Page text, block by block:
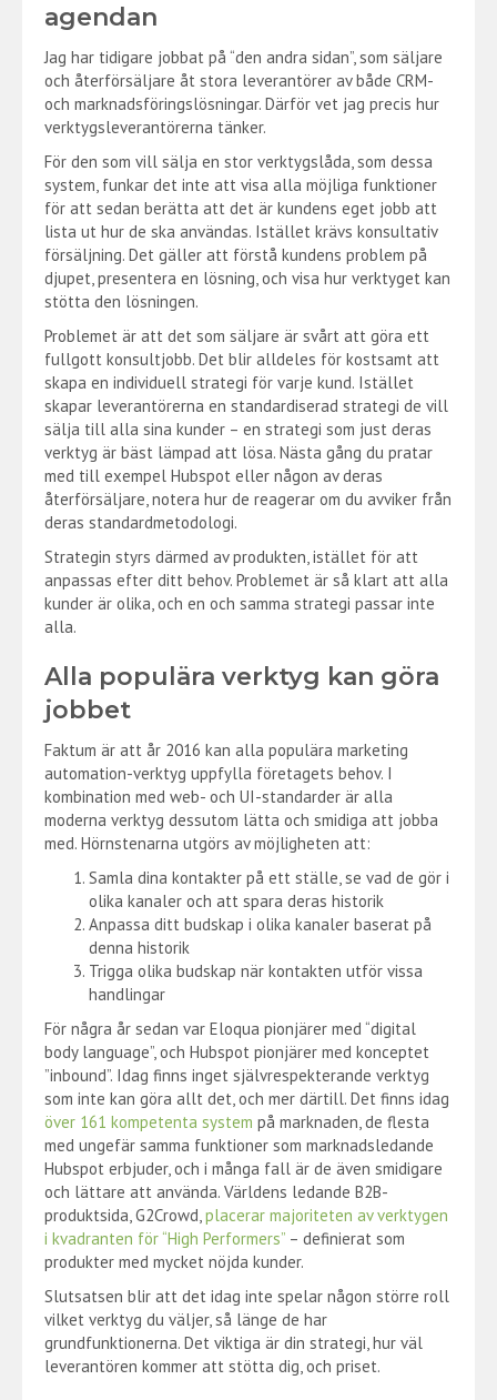
agendan
Jag har tidigare jobbat på “den andra sidan”, som säljare
och återförsäljare åt stora leverantörer av både CRM-
och marknadsföringslösningar. Därför vet jag precis hur
verktygsleverantörerna tänker.
För den som vill sälja en stor verktygslåda, som dessa
system, funkar det inte att visa alla möjliga funktioner
för att sedan berätta att det är kundens eget jobb att
lista ut hur de ska användas. Istället krävs konsultativ
försäljning. Det gäller att förstå kundens problem på
djupet, presentera en lösning, och visa hur verktyget kan
stötta den lösningen.
Problemet är att det som säljare är svårt att göra ett
fullgott konsultjobb. Det blir alldeles för kostsamt att
skapa en individuell strategi för varje kund. Istället
skapar leverantörerna en standardiserad strategi de vill
sälja till alla sina kunder – en strategi som just deras
verktyg är bäst lämpad att lösa. Nästa gång du pratar
med till exempel Hubspot eller någon av deras
återförsäljare, notera hur de reagerar om du avviker från
deras standardmetodologi.
Strategin styrs därmed av produkten, istället för att
anpassas efter ditt behov. Problemet är så klart att alla
kunder är olika, och en och samma strategi passar inte
alla.
Alla populära verktyg kan göra
jobbet
Faktum är att år 2016 kan alla populära marketing
automation-verktyg uppfylla företagets behov. I
kombination med web- och UI-standarder är alla
moderna verktyg dessutom lätta och smidiga att jobba
med. Hörnstenarna utgörs av möjligheten att:
Samla dina kontakter på ett ställe, se vad de gör i
olika kanaler och att spara deras historik
Anpassa ditt budskap i olika kanaler baserat på
denna historik
Trigga olika budskap när kontakten utför vissa
handlingar
För några år sedan var Eloqua pionjärer med “digital
body language”, och Hubspot pionjärer med konceptet
”inbound”. Idag finns inget självrespekterande verktyg
som inte kan göra allt det, och mer därtill. Det finns idag
över 161 kompetenta system på marknaden, de flesta
med ungefär samma funktioner som marknadsledande
Hubspot erbjuder, och i många fall är de även smidigare
och lättare att använda. Världens ledande B2B-
produktsida, G2Crowd,placerar majoriteten av verktygen
i kvadranten för “High Performers” – definierat som
produkter med mycket nöjda kunder.
Slutsatsen blir att det idag inte spelar någon större roll
vilket verktyg du väljer, så länge de har
grundfunktionerna. Det viktiga är din strategi, hur väl
leverantören kommer att stötta dig, och priset.